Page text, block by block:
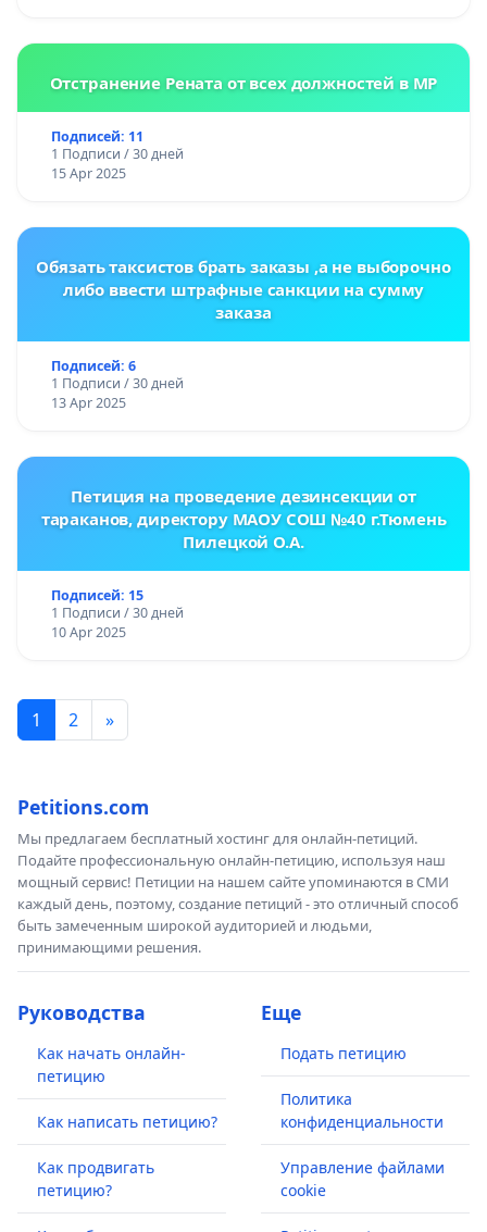
Отстранение Рената от всех должностей в МР
Подписей: 11
1 Подписи / 30 дней
15 Apr 2025
Обязать таксистов брать заказы ,а не выборочно
либо ввести штрафные санкции на сумму
заказа
Подписей: 6
1 Подписи / 30 дней
13 Apr 2025
Петиция на проведение дезинсекции от
тараканов, директору МАОУ СОШ №40 г.Тюмень
Пилецкой О.А.
Подписей: 15
1 Подписи / 30 дней
10 Apr 2025
1 2 »
Petitions.com
Мы предлагаем бесплатный хостинг для онлайн-петиций.
Подайте профессиональную онлайн-петицию, используя наш
мощный сервис! Петиции на нашем сайте упоминаются в СМИ
каждый день, поэтому, создание петиций - это отличный способ
быть замеченным широкой аудиторией и людьми,
принимающими решения.
Руководства
Как начать онлайн-
петицию
Как написать петицию?
Как продвигать
петицию?
Еще
Подать петицию
Политика
конфиденциальности
Управление файлами
cookie